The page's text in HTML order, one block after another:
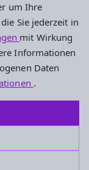
um Ihre
Sie jederzeit in
mit Wirkung
Informationen
Daten
.